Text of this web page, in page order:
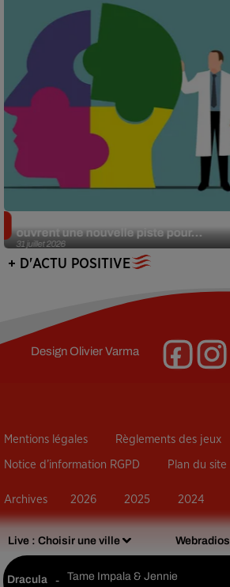
Live : Choisir une ville Webradios
Dracula - Tame Impala & Jennie
31 juillet 2026
ouvrent une nouvelle piste pour...
+ D'ACTU POSITIVE
DesignOlivier Varma
Mentions légales Règlements des jeux
Notice d’information RGPD Plan du site
Archives 2026 2025 2024